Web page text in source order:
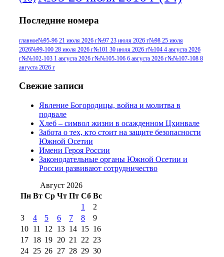
июля 2017 г(11)№96 9 августа 2012
г(13) №96 28 июля 2015 г(9) №96+97 3
июля 2014 г(10)№96+97 30 июля
2016 г(13)
июля 2017 г
2012 г
(15)
№97 30 июля 2015 г
(15)№98 1 августа 2015 г
августа 2016 г(10)№98 5 июля 2014 г(10)
№98 8 августа 2013 г
августа 2012 г(14) №98+99 11 июля
2017 г(9)
№99 4 августа
2016 г(12) №99 8 июля 2014 г
августа 2012 г(11)
августа 2013 г
(12)
Последние номера
главное№95-96 21 июля 2026 г№97 23 июля 2026 г№98 25 июля
2026№99-100 28 июля 2026 г№101 30 июля 2026 г№104 4 августа 2026
г№№102-103 1 августа 2026 г№№105-106 6 августа 2026 г№№107-108 8
августа 2026 г
Свежие записи
Явление Богородицы, война и молитва в
подвале
Хлеб – символ жизни в осажденном Цхинвале
Забота о тех, кто стоит на защите безопасности
Южной Осетии
Имени Героя России
Законодательные органы Южной Осетии и
России развивают сотрудничество
Август 2026
Пн Вт Ср Чт Пт Сб Вс
1
2
3
4 5 6 7 8
9
10 11 12 13 14 15 16
17 18 19 20 21 22 23
24 25 26 27 28 29 30